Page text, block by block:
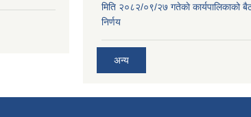
मिति २०८२/०९/२७ गतेकाे कार्यपालिकाको
निर्णय
अन्य